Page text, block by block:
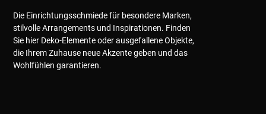
Die Einrichtungsschmiede für besondere Marken,
stilvolle Arrangements und Inspirationen. Finden
Sie hier Deko-Elemente oder ausgefallene Objekte,
die Ihrem Zuhause neue Akzente geben und das
Wohlfühlen garantieren.